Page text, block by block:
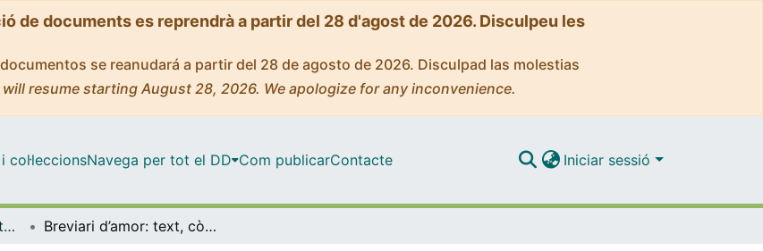
de documents es reprendrà a partir del 28 d'agost de 2026. Disculpeu les
se reanudará a partir del 28 de agosto de 2026. Disculpad las molestias
resume starting August 28, 2026. We apologize for any inconvenience.
col·leccionsNavega per tot el DD Com publicarContacte Iniciar sessió
Tesis Doctorals - Facultat - Filologia Breviari d’amor: text, còdex, obra